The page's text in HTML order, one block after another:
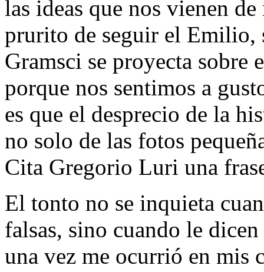
las ideas que nos vienen
prurito de seguir el Emilio,
Gramsci se proyecta sobre
porque nos sentimos a
es que el desprecio de la
no solo de las fotos
Cita Gregorio Luri una
El tonto no se inquieta
falsas, sino cuando le
una vez me ocurrió en mis